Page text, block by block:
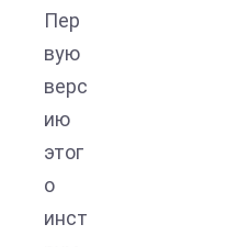
Пер
вую
верс
ию
этог
о
инст